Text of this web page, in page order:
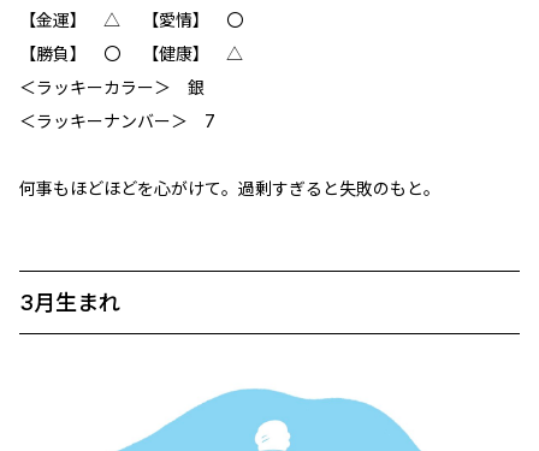
【金運】 △ 【愛情】 〇
【勝負】 〇 【健康】 △
＜ラッキーカラー＞ 銀
＜ラッキーナンバー＞ 7
何事もほどほどを心がけて。過剰すぎると失敗のもと。
3月生まれ